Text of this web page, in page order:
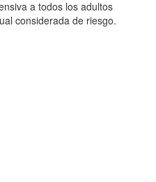
a todos los adultos
considerada de riesgo.